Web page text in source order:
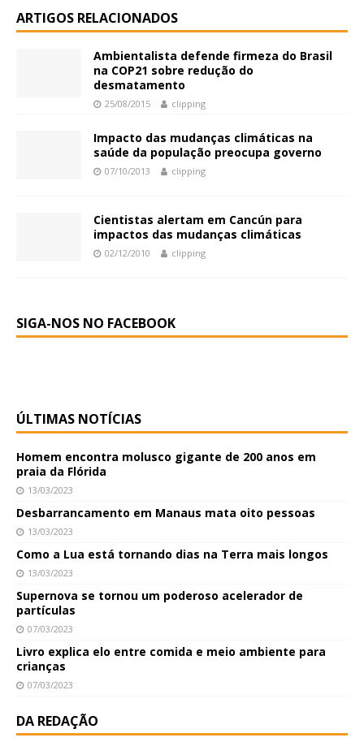
ARTIGOS RELACIONADOS
Ambientalista defende firmeza do Brasil
na COP21 sobre redução do
desmatamento
25/08/2015 clipping
Impacto das mudanças climáticas na
saúde da população preocupa governo
07/10/2013 clipping
Cientistas alertam em Cancún para
impactos das mudanças climáticas
02/12/2010 clipping
SIGA-NOS NO FACEBOOK
ÚLTIMAS NOTÍCIAS
Homem encontra molusco gigante de 200 anos em
praia da Flórida
13/03/2023
Desbarrancamento em Manaus mata oito pessoas
13/03/2023
Como a Lua está tornando dias na Terra mais longos
13/03/2023
Supernova se tornou um poderoso acelerador de
partículas
07/03/2023
Livro explica elo entre comida e meio ambiente para
crianças
07/03/2023
DA REDAÇÃO